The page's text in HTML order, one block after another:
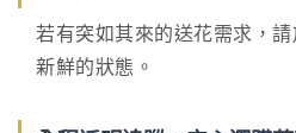
若有突如其來的送花需求，
新鮮的狀態。